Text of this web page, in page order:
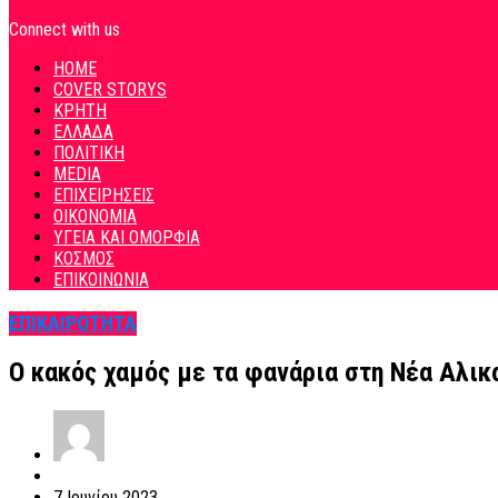
Connect with us
HOME
COVER STORYS
ΚΡΗΤΗ
ΕΛΛΑΔΑ
ΠΟΛΙΤΙΚΗ
MEDIA
ΕΠΙΧΕΙΡΗΣΕΙΣ
ΟΙΚΟΝΟΜΙΑ
ΥΓΕΙΑ ΚΑΙ ΟΜΟΡΦΙΑ
ΚΟΣΜΟΣ
ΕΠΙΚΟΙΝΩΝΙΑ
ΕΠΙΚΑΙΡΟΤΗΤΑ
Ο κακός χαμός με τα φανάρια στη Νέα